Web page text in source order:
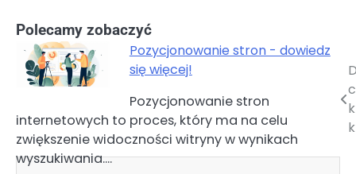
Polecamy zobaczyć
Pozycjonowanie stron - dowiedz
się więcej!
Pozycjonowanie stron
internetowych to proces, który ma na celu
zwiększenie widoczności witryny w wynikach
wyszukiwania.…
Nawigacja